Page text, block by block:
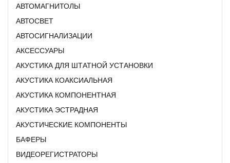
АВТОМАГНИТОЛЫ
АВТОСВЕТ
АВТОСИГНАЛИЗАЦИИ
АКСЕССУАРЫ
АКУСТИКА ДЛЯ ШТАТНОЙ УСТАНОВКИ
АКУСТИКА КОАКСИАЛЬНАЯ
АКУСТИКА КОМПОНЕНТНАЯ
АКУСТИКА ЭСТРАДНАЯ
АКУСТИЧЕСКИЕ КОМПОНЕНТЫ
БАФЕРЫ
ВИДЕОРЕГИСТРАТОРЫ